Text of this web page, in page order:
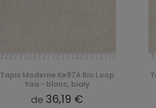
Tapis Moderne Ke97A Rio Loop
Yaa - blanc, biały
de 36,19 €